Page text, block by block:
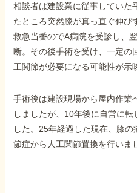
お客様からの感謝のお
サイトマップ
で受給相
相談者は建設業に従事していた
たところ突然膝が真っ直ぐ伸び
救急当番のでA病院を受診し、
断。その後手術を受け、一定の
工関節が必要になる可能性が示
手術後は建設現場から屋内作業
しましたが、10年後に自営に
した。25年経過した現在、膝
節症から人工関節置換を行いま